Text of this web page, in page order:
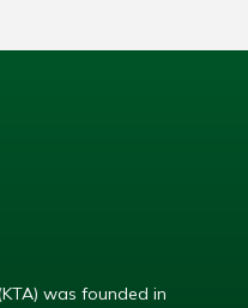
was founded in